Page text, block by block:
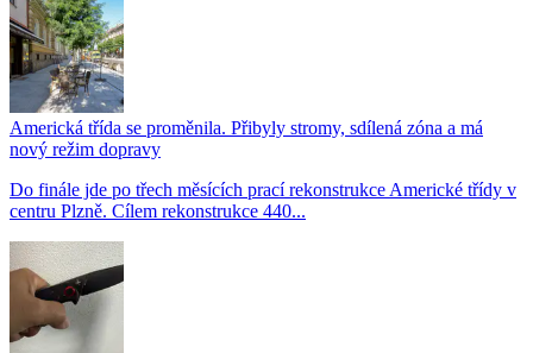
Americká třída se proměnila. Přibyly stromy, sdílená zóna a má
nový režim dopravy
Do finále jde po třech měsících prací rekonstrukce Americké třídy v
centru Plzně. Cílem rekonstrukce 440...